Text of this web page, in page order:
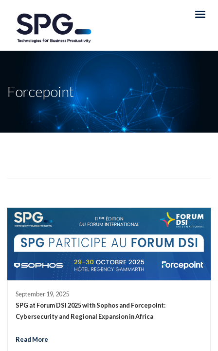
Forcepoint
September 19, 2025
SPG at Forum DSI 2025 with Sophos and Forcepoint:
Cybersecurity and Regional Expansion in Africa
Read More